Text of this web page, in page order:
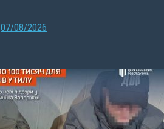
07/08/2026